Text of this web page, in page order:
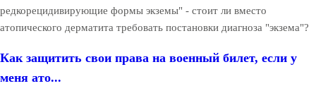
редкорецидивирующие формы экземы" - стоит ли вместо
атопического дерматита требовать постановки диагноза "экзема"?
Как защитить свои права на военный билет, если у
меня ато...